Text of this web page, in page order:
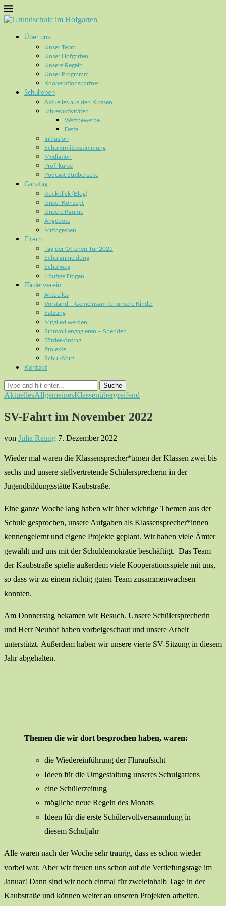
Über uns
Unser Team
Unser Hofgarten
Unsere Regeln
Unser Programm
Kooperationspartner
Schulleben
Aktuelles aus den Klassen
Jahresaktivitäten
Wettbewerbe
Feste
Inklusion
Schülermitbestimmung
Mediation
Profilkurse
Podcast Streberecke
Ganztag
Rückblick (Blog)
Unser Konzept
Unsere Räume
Angebote
Mittagessen
Eltern
Tag der Offenen Tür 2025
Schulanmeldung
Schulweg
Häufige Fragen
Förderverein
Aktuelles
Vorstand – Gemeinsam für unsere Kinder
Satzung
Mitglied werden
Sinnvoll engagieren – Spenden
Förder-Antrag
Projekte
Schul-Shirt
Kontakt
Suche
AktuellesAllgemeinesKlassenübergreifend
SV-Fahrt im November 2022
von Julia Reinig 7. Dezember 2022
Wieder mal waren die Klassensprecher*innen der Klassen zwei bis
sechs und unsere stellvertretende Schülersprecherin in der
Jugendbildungsstätte Kaubstraße.
Eine ganze Woche lang haben wir über wichtige Themen aus der
Schule gesprochen, unsere Aufgaben als Klassensprecher*innen
kennengelernt und eigene Projekte geplant. Wir haben viele Ämter
gewählt und uns mit der Schuldemokratie beschäftigt. Das Team
der Kaubstraße spielte außerdem viele Kooperationsspiele mit uns,
so dass wir zu einem richtig guten Team zusammenwachsen
konnten.
Am Donnerstag bekamen wir Besuch. Unsere Schülersprecherin
und Herr Neuhof haben vorbeigeschaut und unsere Arbeit
unterstützt. Außerdem haben wir unsere vierte SV-Sitzung in diesem
Jahr abgehalten.
Themen die wir dort besprochen haben, waren:
die Wiedereinführung der Fluraufsicht
Ideen für die Umgestaltung unseres Schulgartens
eine Schülerzeitung
mögliche neue Regeln des Monats
Ideen für die erste Schülervollversammlung in
diesem Schuljahr
Alle waren nach der Woche sehr traurig, dass es schon wieder
vorbei war. Aber wir freuen uns schon auf die Vertiefungstage im
Januar! Dann sind wir noch einmal für zweieinhalb Tage in der
Kaubstraße und können weiter an unseren Projekten arbeiten.